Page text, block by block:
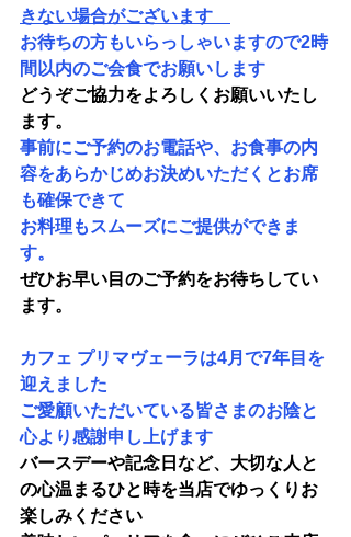
きない場合がございます
お待ちの方もいらっしゃいますので2時
間以内のご会食でお願いします
どうぞご協力をよろしくお願いいたし
ます。
事前にご予約のお電話や、お食事の内
容をあらかじめお決めいただくとお席
も確保できて
お料理もスムーズにご提供ができま
す。
ぜひお早い目のご予約をお待ちしてい
ます。
カフェ プリマヴェーラは4月で7年目を
迎えました
ご愛顧いただいている皆さまのお陰と
心より感謝申し上げます
バースデーや記念日など、大切な人と
の心温まるひと時を当店でゆっくりお
楽しみください